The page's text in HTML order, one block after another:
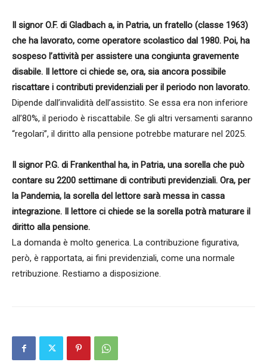
Il signor O.F. di Gladbach a, in Patria, un fratello (classe 1963)
che ha lavorato, come operatore scolastico dal 1980. Poi, ha
sospeso l’attività per assistere una congiunta gravemente
disabile. Il lettore ci chiede se, ora, sia ancora possibile
riscattare i contributi previdenziali per il periodo non lavorato.
Dipende dall’invalidità dell’assistito. Se essa era non inferiore
all’80%, il periodo è riscattabile. Se gli altri versamenti saranno
“regolari”, il diritto alla pensione potrebbe maturare nel 2025.
Il signor P.G. di Frankenthal ha, in Patria, una sorella che può
contare su 2200 settimane di contributi previdenziali. Ora, per
la Pandemia, la sorella del lettore sarà messa in cassa
integrazione. Il lettore ci chiede se la sorella potrà maturare il
diritto alla pensione.
La domanda è molto generica. La contribuzione figurativa,
però, è rapportata, ai fini previdenziali, come una normale
retribuzione. Restiamo a disposizione.